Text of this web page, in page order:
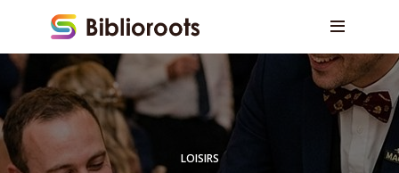
LOISIRS